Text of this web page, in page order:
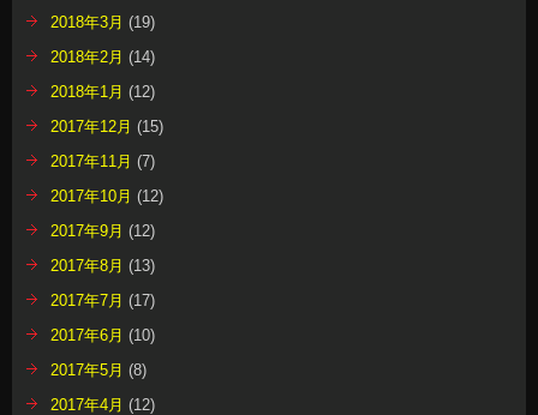
2018年3月 (19)
2018年2月 (14)
2018年1月 (12)
2017年12月 (15)
2017年11月 (7)
2017年10月 (12)
2017年9月 (12)
2017年8月 (13)
2017年7月 (17)
2017年6月 (10)
2017年5月 (8)
2017年4月 (12)